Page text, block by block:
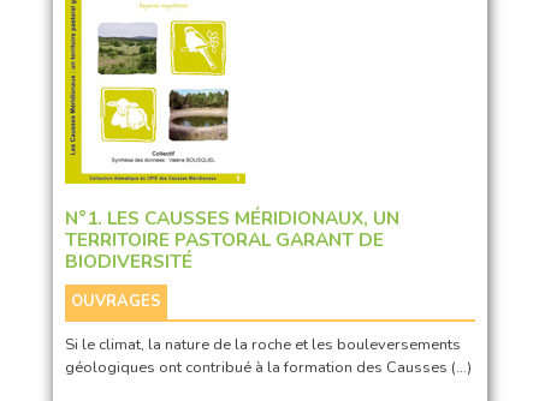
N°1. LES CAUSSES MÉRIDIONAUX, UN
TERRITOIRE PASTORAL GARANT DE
BIODIVERSITÉ
OUVRAGES
Si le climat, la nature de la roche et les bouleversements
géologiques ont contribué à la formation des Causses (…)